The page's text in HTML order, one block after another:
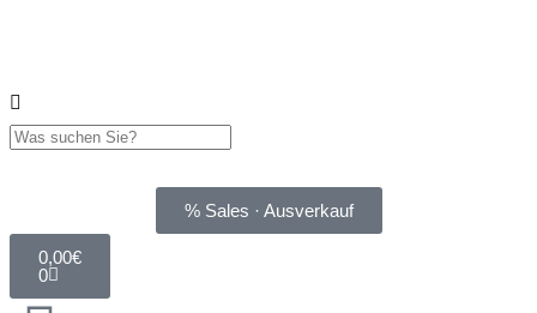
% Sales · Ausverkauf
0,00€
0